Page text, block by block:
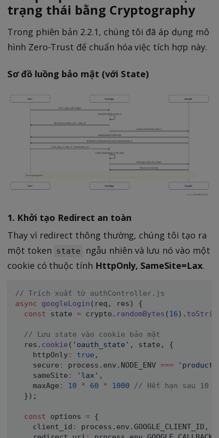
trạng thái bằng Cryptography
Trong phiên bản 2.2.1, chúng tôi đã áp dụng mô
hình Zero-Trust để chuẩn hóa việc tích hợp này.
Sơ đồ luồng bảo mật (với State)
1. Khởi tạo Redirect an toàn
Thay vì redirect thông thường, chúng tôi tạo ra
một token state
ngẫu nhiên và lưu nó vào một
cookie có thuộc tính HttpOnly, SameSite=Lax.
// Trích xuất từ authController.js
async
googleLogin ( req , res )
{
const state = crypto . randomBytes ( 16 ) .
// Lưu state vào cookie bảo mật
  res
. cookie ( 'oauth_state' , state ,
{
    httpOnly
: true ,
    secure
: process . env . NODE_ENV ===
    sameSite
: 'lax' ,
    maxAge
: 10 * 60 * 1000
// Hết hạn sau 10
} ) ;
const options = {
    client_id
: process . env .GOOGLE_CLIENT_ID ,